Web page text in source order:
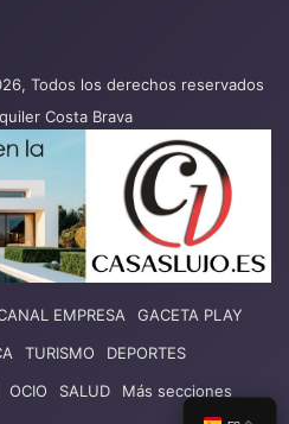
Todos los derechos reservados
Costa Brava
EMPRESA
GACETA PLAY
TURISMO
DEPORTES
OCIO SALUD Más secciones